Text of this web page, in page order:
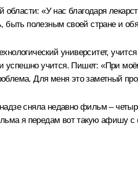
«У нас благодаря
быть полезным своей стране и
университет,
успешно учится. Пишет: «При
Для меня это заметный
сняла недавно фильм –
я передам вот такую афишу